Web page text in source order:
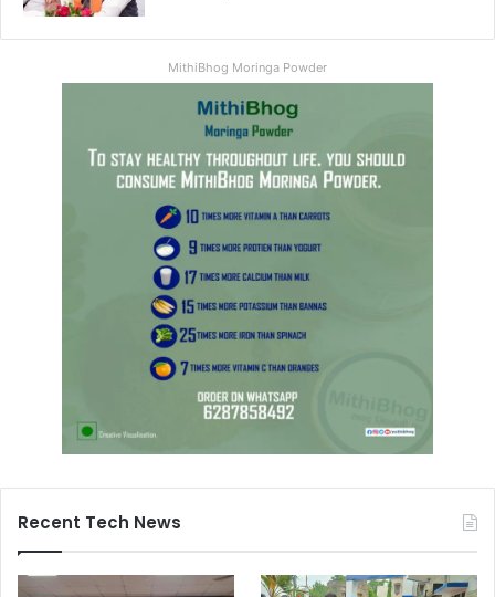
MithiBhog Moringa Powder
Recent Tech News